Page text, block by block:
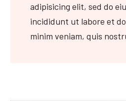
adipisicing elit, sed do
incididunt ut labore et
minim veniam, quis